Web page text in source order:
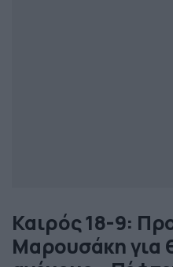
Καιρός 18-9:
Μαρουσάκη για